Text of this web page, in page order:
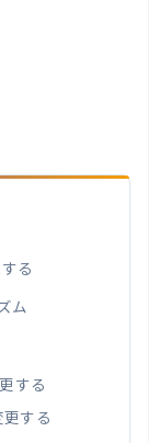
る
ム
する
する